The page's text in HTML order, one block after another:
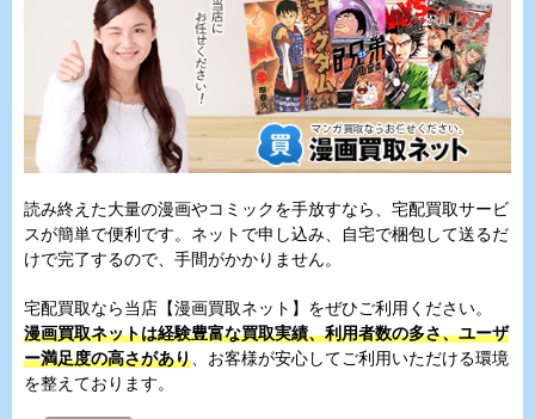
読み終えた大量の漫画やコミックを手放すなら、宅配買取サービ
スが簡単で便利です。ネットで申し込み、自宅で梱包して送るだ
けで完了するので、手間がかかりません。
宅配買取なら当店【漫画買取ネット】をぜひご利用ください。
漫画買取ネットは経験豊富な買取実績、利用者数の多さ、ユーザ
ー満足度の高さがあり 、お客様が安心してご利用いただける環境
を整えております。